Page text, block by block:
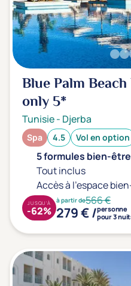
Distance de chez vous
Établissements
Transports &
Soins sans
Offre séjour + vol inclus
Blue Palm
only5*
Tunisie- Djerba
Spa 4.5 Vol en option
5 formules bien-
Tout inclus
Accès à l'espace
à partir de566 €
279 € /personne
pour 3
JUSQU'À
-62%